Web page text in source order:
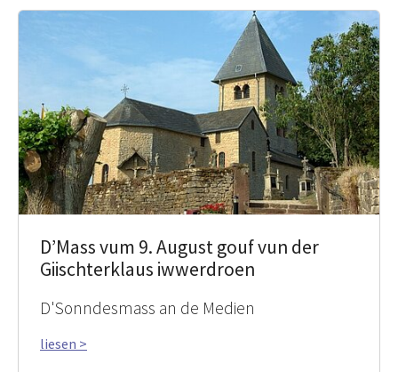
D’Mass vum 9. August gouf vun der
Giischterklaus iwwerdroen
D'Sonndesmass an de Medien
liesen >